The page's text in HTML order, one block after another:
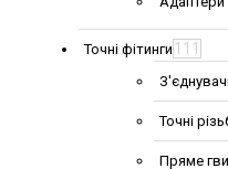
Точні фітинги 111
Точні
Пряме